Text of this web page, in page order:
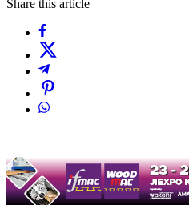
Share this article